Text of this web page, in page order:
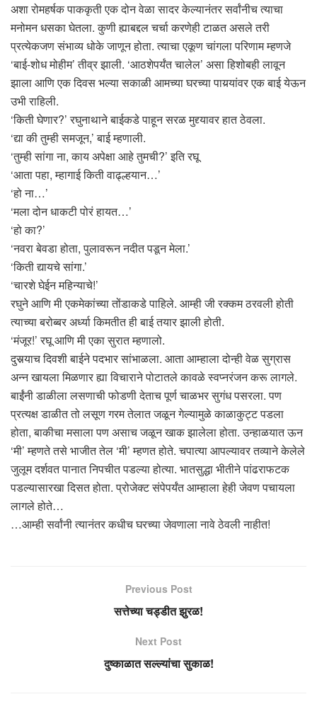
अशा रोमहर्षक पाककृती एक दोन वेळा सादर केल्यानंतर सर्वांनीच त्याचा
मनोमन धसका घेतला. कुणी ह्याबद्दल चर्चा करणेही टाळत असले तरी
प्रत्येकजण संभाव्य धोके जाणून होता. त्याचा एकूण चांगला परिणाम म्हणजे
‘बाई-शोध मोहीम’ तीव्र झाली. ‘आठशेपर्यंत चालेल’ असा हिशोबही लावून
झाला आणि एक दिवस भल्या सकाळी आमच्या घरच्या पायर्‍यांवर एक बाई येऊन
उभी राहिली.
‘किती घेणार?’ रघुनाथाने बाईकडे पाहून सरळ मुद्द्यावर हात ठेवला.
‘द्या की तुम्ही समजून,’ बाई म्हणाली.
‘तुम्ही सांगा ना, काय अपेक्षा आहे तुमची?’ इति रघू
‘आता पहा, म्हागाई किती वाढ्ल्हयान…’
‘हो ना…’
‘मला दोन धाकटी पोरं हायत…’
‘हो का?’
‘नवरा बेवडा होता, पुलावरून नदीत पडून मेला.’
‘किती द्यायचे सांगा.’
‘चारशे घेईन महिन्याचे!’
रघुने आणि मी एकमेकांच्या तोंडाकडे पाहिले. आम्ही जी रक्कम ठरवली होती
त्याच्या बरोब्बर अर्ध्या किमतीत ही बाई तयार झाली होती.
‘मंजूर!’ रघू आणि मी एका सुरात म्हणालो.
दुसर्‍याच दिवशी बाईने पदभार सांभाळला. आता आम्हाला दोन्ही वेळ सुग्रास
अन्न खायला मिळणार ह्या विचाराने पोटातले कावळे स्वप्नरंजन करू लागले.
बाईंनी डाळीला लसणाची फोडणी देताच पूर्ण चाळभर सुगंध पसरला. पण
प्रत्यक्ष डाळीत तो लसूण गरम तेलात जळून गेल्यामुळे काळाकुट्ट पडला
होता, बाकीचा मसाला पण असाच जळून खाक झालेला होता. उन्हाळयात ऊन
‘मी’ म्हणते तसे भाजीत तेल ‘मी’ म्हणत होते. चपात्या आपल्यावर तव्याने केलेले
जुलूम दर्शवत पानात निपचीत पडल्या होत्या. भातसुद्धा भीतीने पांढराफटक
पडल्यासारखा दिसत होता. प्रोजेक्ट संपेपर्यंत आम्हाला हेही जेवण पचायला
लागले होते…
…आम्ही सर्वांनी त्यानंतर कधीच घरच्या जेवणाला नावे ठेवली नाहीत!
Previous Post
सत्तेच्या चड्डीत झुरळ!
Next Post
दुष्काळात सल्ल्यांचा सुकाळ!